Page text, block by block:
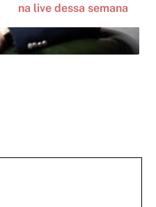
na live dessa semana